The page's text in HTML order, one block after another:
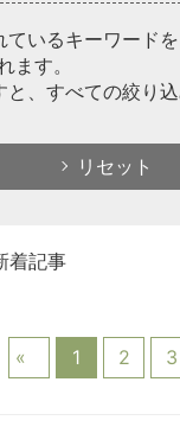
いるキーワードを
ます。
、すべての絞り
リセット
着記事
1
2 3